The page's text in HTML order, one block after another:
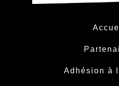
Adhésion à